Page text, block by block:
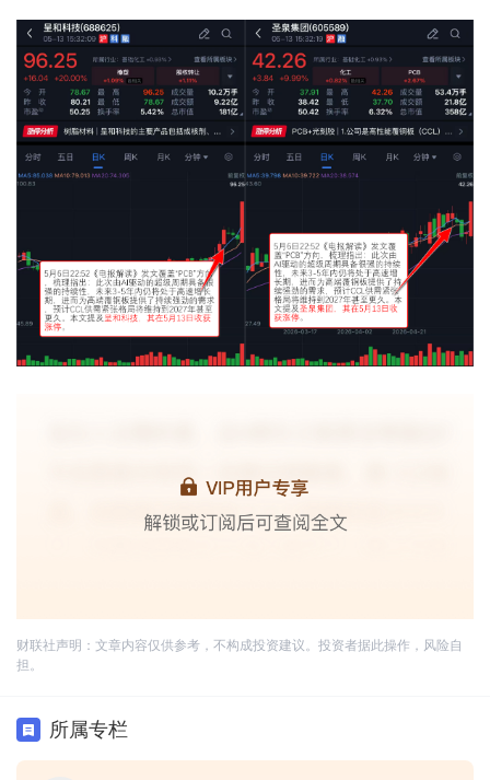
财联社声明：文章内容仅供参考，不构成投资建议。投资者据此操作，风险自
担。
所属专栏